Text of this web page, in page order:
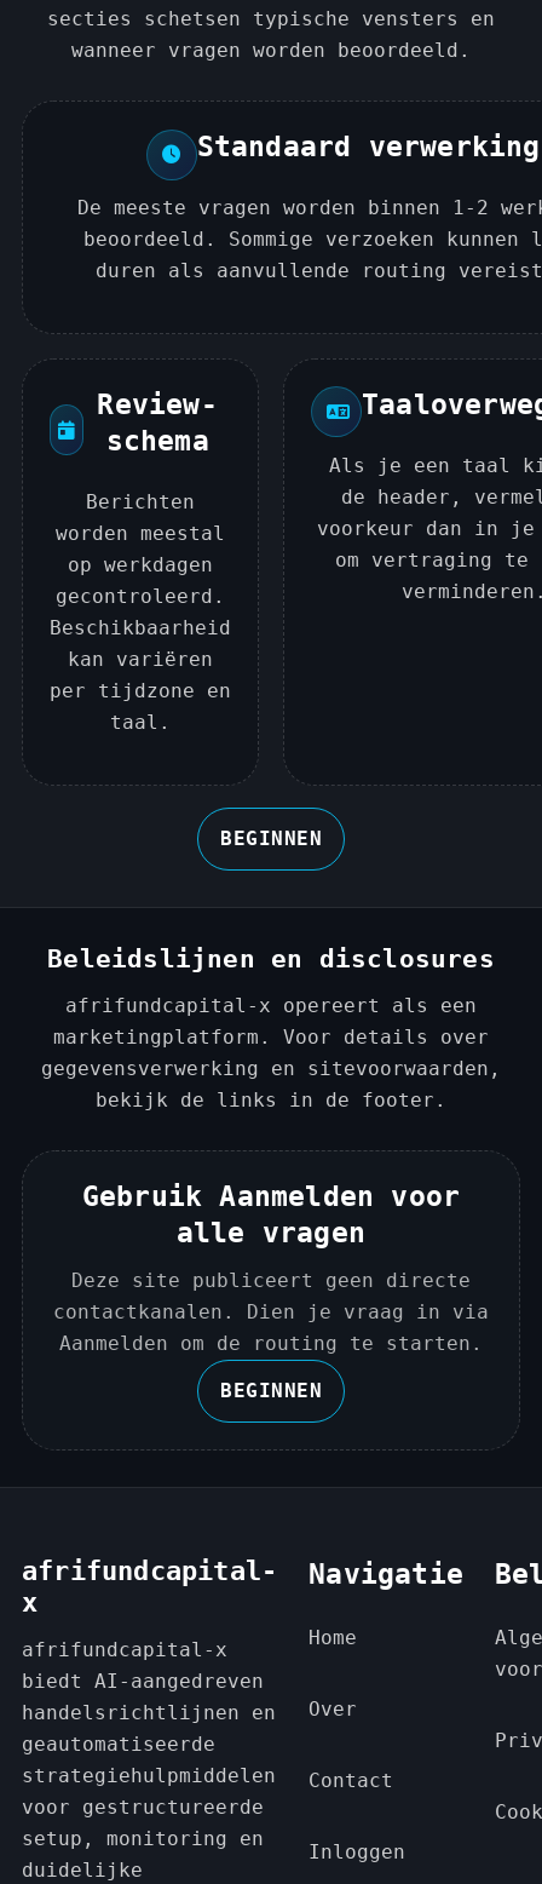
secties schetsen typische vensters en
wanneer vragen worden beoordeeld.
Standaard verwerking
De meeste vragen worden binnen 1-2
beoordeeld. Sommige verzoeken kunnen
duren als aanvullende routing
Review-
schema
Berichten
worden meestal
op werkdagen
gecontroleerd.
Beschikbaarheid
kan variëren
per tijdzone en
taal.
Als je een taal
de header,
voorkeur dan in
om vertraging te
BEGINNEN
Beleidslijnen en disclosures
afrifundcapital-x opereert als een
marketingplatform. Voor details over
gegevensverwerking en sitevoorwaarden,
bekijk de links in de footer.
Gebruik Aanmelden voor
alle vragen
Deze site publiceert geen directe
contactkanalen. Dien je vraag in via
Aanmelden om de routing te starten.
BEGINNEN
afrifundcapital-
x
afrifundcapital-x
biedt AI-aangedreven
handelsrichtlijnen en
geautomatiseerde
strategiehulpmiddelen
voor gestructureerde
setup, monitoring en
duidelijke
Navigatie
Home
Over
Contact
Inloggen